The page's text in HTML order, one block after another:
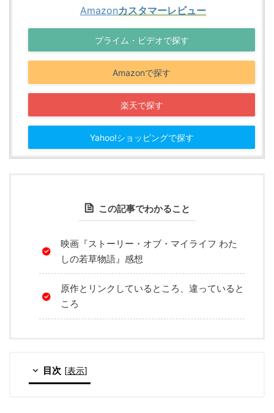
Amazonカスタマーレビュー
プライム・ビデオで探す
Amazonで探す
楽天で探す
Yahoo!ショッピングで探す
この記事でわかること
映画『ストーリー・オブ・マイライフ わた
しの若草物語』感想
原作とリンクしているところ、違っていると
ころ
目次 [表示]